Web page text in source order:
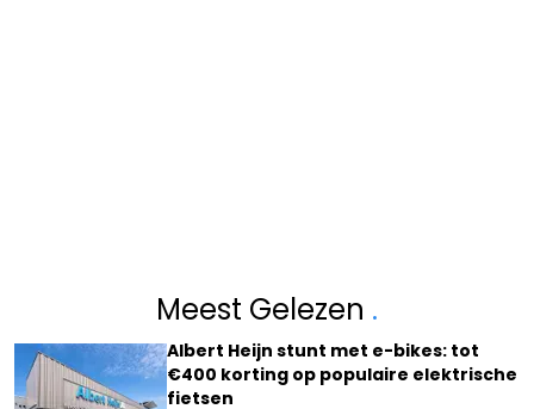
Meest Gelezen .
Albert Heijn stunt met e-bikes: tot
€400 korting op populaire elektrische
fietsen